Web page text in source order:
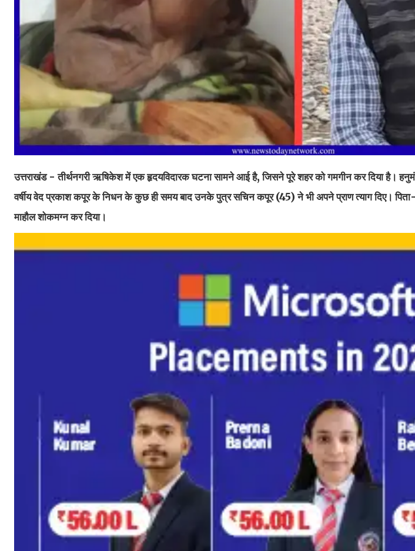
उत्तराखंड - तीर्थनगरी ऋषिकेश में एक हृदयविदारक घटना सामने आई है, जिसने पूरे शहर को गमगीन कर दिया है।
वर्षीय वेद प्रकाश कपूर के निधन के कुछ ही समय बाद उनके पुत्र सचिन कपूर (45) ने भी अपने प्राण त्याग दिए।
माहौल शोकमग्न कर दिया।